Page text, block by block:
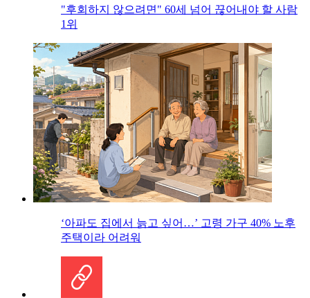
"후회하지 않으려면" 60세 넘어 끊어내야 할 사람
1위
‘아파도 집에서 늙고 싶어…’ 고령 가구 40% 노후
주택이라 어려워